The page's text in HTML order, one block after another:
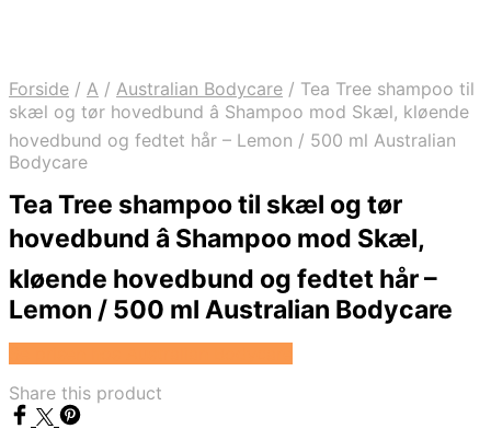
Forside / A / Australian Bodycare / Tea Tree shampoo til
skæl og tør hovedbund â Shampoo mod Skæl, kløende
hovedbund og fedtet hår – Lemon / 500 ml Australian
Bodycare
Tea Tree shampoo til skæl og tør
hovedbund â Shampoo mod Skæl,
kløende hovedbund og fedtet hår –
Lemon / 500 ml Australian Bodycare
Share this product